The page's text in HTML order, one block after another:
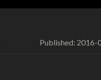
Published: 2016-